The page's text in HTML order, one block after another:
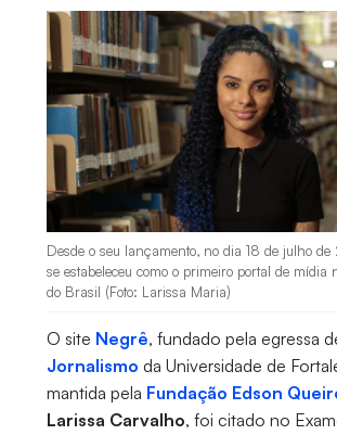
Desde o seu lançamento, no dia 18 de julho
se estabeleceu como o primeiro portal de mídia
do Brasil (Foto: Larissa Maria)
O site Negrê, fundado pela egressa
Jornalismo da Universidade de
mantida pela Fundação Edson
Larissa Carvalho, foi citado no